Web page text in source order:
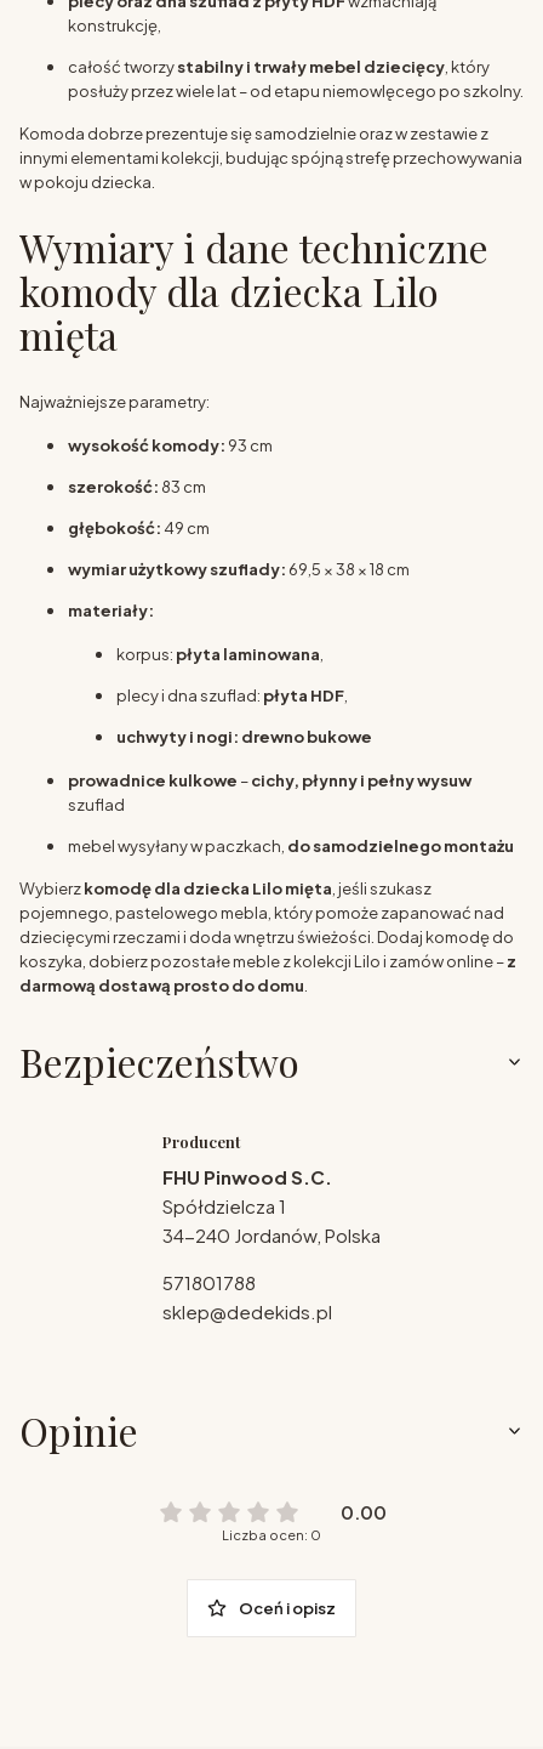
konstrukcję,
całość tworzystabilny i trwały mebel dziecięcy , który
posłuży przez wiele lat – od etapu niemowlęcego po szkolny.
Komoda dobrze prezentuje się samodzielnie oraz w zestawie z
innymi elementami kolekcji, budując spójną strefę przechowywania
w pokoju dziecka.
Wymiary i dane techniczne
komody dla dziecka Lilo
mięta
Najważniejsze parametry:
wysokość komody: 93 cm
szerokość: 83 cm
głębokość: 49 cm
wymiar użytkowy szuflady: 69,5 × 38 × 18 cm
materiały:
korpus: płyta laminowana
plecy i dna szuflad: płyta HDF
uchwyty i nogi: drewno bukowe
prowadnice kulkowe –cichy, płynny i pełny wysuw
szuflad
mebel wysyłany w paczkach, do samodzielnego montażu
Wybierzkomodę dla dziecka Lilo mięta , jeśli szukasz
pojemnego, pastelowego mebla, który pomoże zapanować nad
dziecięcymi rzeczami i doda wnętrzu świeżości. Dodaj komodę do
koszyka, dobierz pozostałe meble z kolekcji Lilo i zamów online –z
darmową dostawą prosto do domu
Bezpieczeństwo
Producent
FHU Pinwood S.C.
Spółdzielcza 1
34-240 Jordanów, Polska
571801788
sklep@dedekids.pl
Opinie
0.00
Liczba ocen: 0
Oceń i opisz